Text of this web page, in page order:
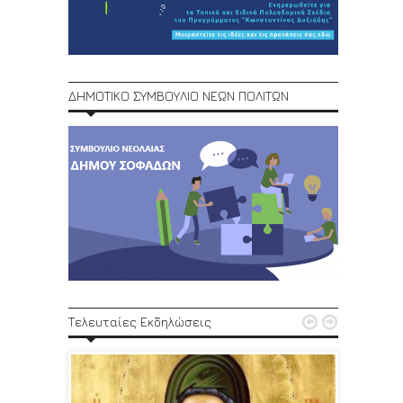
ΔΗΜΟΤΙΚΟ ΣΥΜΒΟΥΛΙΟ ΝΕΩΝ ΠΟΛΙΤΩΝ
Τελευταίες Εκδηλώσεις  